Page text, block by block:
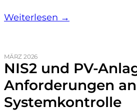
Weiterlesen →
MÄRZ 2026
NIS2 und PV-
Anforderungen an
Systemkontrolle